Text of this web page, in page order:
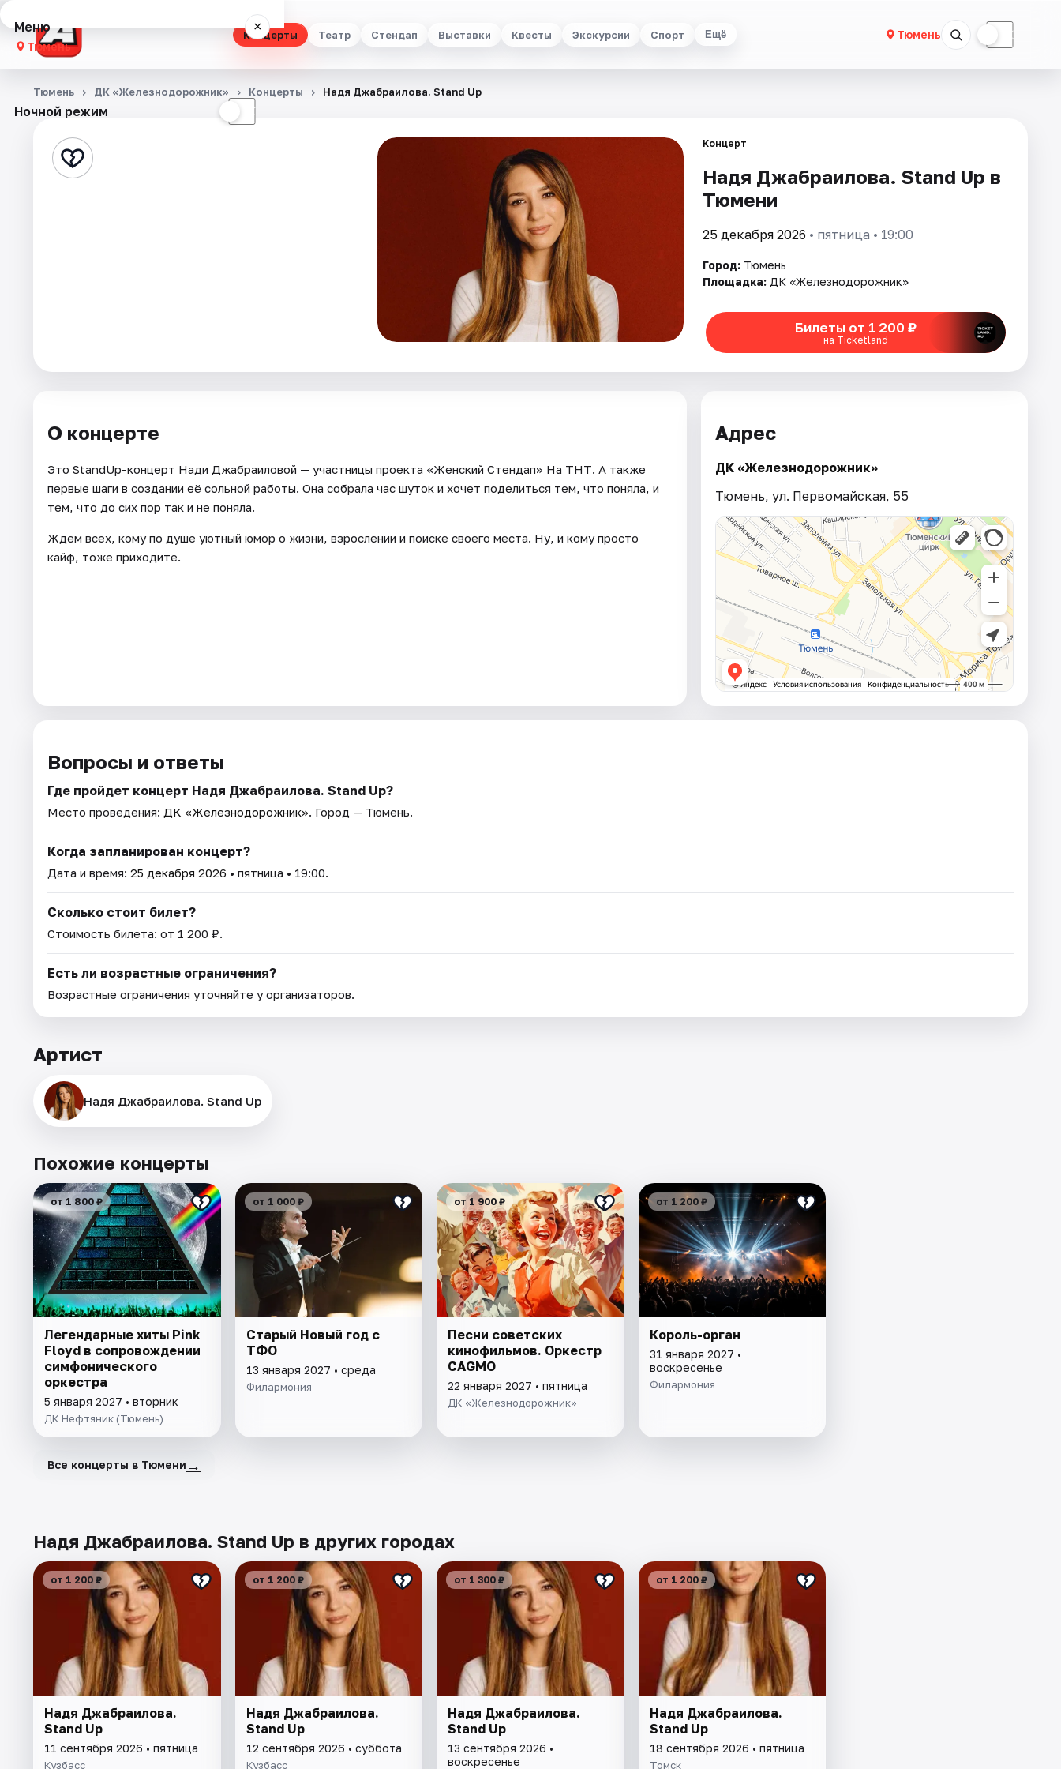
Концерты Театр Стендап Выставки Квесты Экскурсии Спорт Ещё Тюмень ☾
Меню ×
Тюмень
Концерты
Стендап
Площадки
Артисты
Рейтинги
Ночной режим ☾
Тюмень ДК «Железнодорожник» Концерты Надя Джабраилова. Stand Up
Концерт
Надя Джабраилова. Stand Up в
Тюмени
25 декабря 2026 • пятница • 19:00
Город: Тюмень
Площадка: ДК «Железнодорожник»
Билеты от 1 200 ₽
на Ticketland
О концерте
Это StandUp-концерт Нади Джабраиловой — участницы проекта «Женский Стендап» На ТНТ. А также
первые шаги в создании её сольной работы. Она собрала час шуток и хочет поделиться тем, что поняла, и
тем, что до сих пор так и не поняла.
Ждем всех, кому по душе уютный юмор о жизни, взрослении и поиске своего места. Ну, и кому просто
кайф, тоже приходите.
Адрес
ДК «Железнодорожник»
Тюмень, ул. Первомайская, 55
Вопросы и ответы
Где пройдет концерт Надя Джабраилова. Stand Up?
Место проведения: ДК «Железнодорожник». Город — Тюмень.
Когда запланирован концерт?
Дата и время: 25 декабря 2026 • пятница • 19:00.
Сколько стоит билет?
Стоимость билета: от 1 200 ₽.
Есть ли возрастные ограничения?
Возрастные ограничения уточняйте у организаторов.
Артист
Надя Джабраилова. Stand Up
Похожие концерты
от 1 800 ₽
Легендарные хиты Pink
Floyd в сопровождении
симфонического
оркестра
5 января 2027 • вторник
ДК Нефтяник (Тюмень)
от 1 000 ₽
Старый Новый год с
ТФО
13 января 2027 • среда
Филармония
от 1 900 ₽
Песни советских
кинофильмов. Оркестр
CAGMO
22 января 2027 • пятница
ДК «Железнодорожник»
от 1 200 ₽
Король-орган
31 января 2027 •
воскресенье
Филармония
Все концерты в Тюмени →
Надя Джабраилова. Stand Up в других городах
от 1 200 ₽
Надя Джабраилова.
Stand Up
11 сентября 2026 • пятница
Кузбасс
от 1 200 ₽
Надя Джабраилова.
Stand Up
12 сентября 2026 • суббота
Кузбасс
от 1 300 ₽
Надя Джабраилова.
Stand Up
13 сентября 2026 •
воскресенье
от 1 200 ₽
Надя Джабраилова.
Stand Up
18 сентября 2026 • пятница
Томск